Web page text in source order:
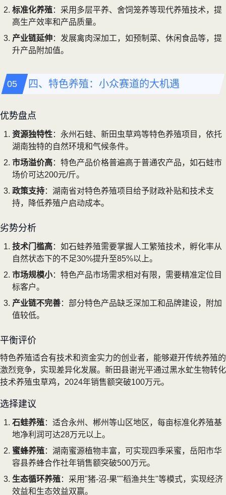
标准化养殖：采用多层平养、舍饲笼养等现代养殖技术，提
高生产效率和产品质量。
产业链延伸：发展禽肉深加工，如预制菜、休闲食品等，提
升产品附加值。
四、特色养殖：小众赛道的大机遇
优势盘点
资源独特性：永州石蛙、新田虫草鸡等特色养殖项目，依托
湖南独特的自然环境和气候条件。
市场溢价高：特色产品价格普遍高于普通农产品，如石蛙市
场价可达200元/斤。
政策支持：湖南省对特色养殖项目给予财政补贴和技术支
持，降低养殖户启动成本。
劣势分析
技术门槛高：如石蛙养殖需要掌握人工繁殖技术，孵化率从
自然状态下的不足30%提升至85%以上。
市场规模小：特色产品市场需求相对有限，需要精准定位目
标客户。
产业链不完善：部分特色产品缺乏深加工和品牌建设，附加
值较低。
平衡评价
特色养殖适合有技术和资金实力的创业者，能够避开传统养殖的
激烈竞争，实现差异化发展。新田县谢光平通过黑水虻生物转化
技术养殖虫草鸡，2024年销售额突破100万元。
选择建议
石蛙养殖：适合永州、郴州等山区地区，每亩标准化养殖基
地净利润可达28万元以上。
蜜蜂养殖：湖南蜜源植物丰富，可实现四季采蜜，岳阳市华
容县养蜂合作社年销售额突破500万元。
生态循环养殖：采用"猪-沼-果""稻渔共生"等模式，实现经济
效益和生态效益双赢。